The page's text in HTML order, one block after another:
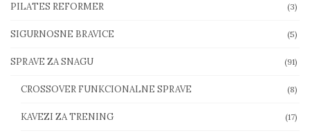
PILATES REFORMER (3)
SIGURNOSNE BRAVICE (5)
SPRAVE ZA SNAGU (91)
CROSSOVER FUNKCIONALNE SPRAVE (8)
KAVEZI ZA TRENING (17)